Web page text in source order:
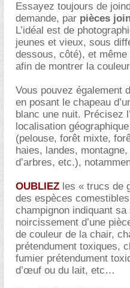
Essayez toujours de
demande, par pièces
L’idéal est de
jeunes et vieux, sous
dessous, côté), et même
afin de montrer la
Vous pouvez également
en posant le chapeau
blanc une nuit. Précisez
localisation
(pelouse, forêt mixte,
haies, landes,
d’arbres, etc.),
OUBLIEZ les « trucs de
des espèces
champignon indiquant
noircissement d’une
de couleur de la chair,
prétendument toxiques,
fumier prétendument
d’œuf ou du lait, etc